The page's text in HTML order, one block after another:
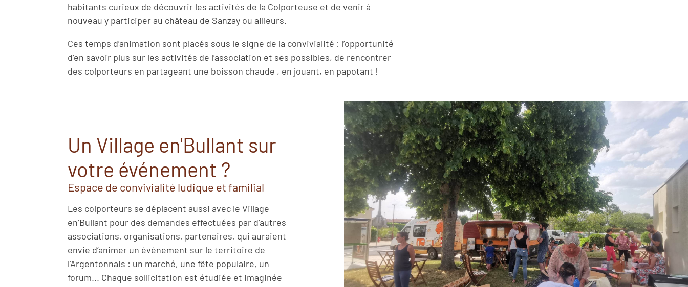
habitants curieux de découvrir les activités de la Colporteuse et de venir à
nouveau y participer au château de Sanzay ou ailleurs.
Ces temps d’animation sont placés sous le signe de la convivialité : l’opportunité
d’en savoir plus sur les activités de l’association et ses possibles, de rencontrer
des colporteurs en partageant une boisson chaude , en jouant, en papotant !
Un Village en'Bullant sur
votre événement ?
Espace de convivialité ludique et familial
Les colporteurs se déplacent aussi avec le Village
en’Bullant pour des demandes effectuées par d’autres
associations, organisations, partenaires, qui auraient
envie d’animer un événement sur le territoire de
l'Argentonnais : un marché, une fête populaire, un
forum... Chaque sollicitation est étudiée et imaginée